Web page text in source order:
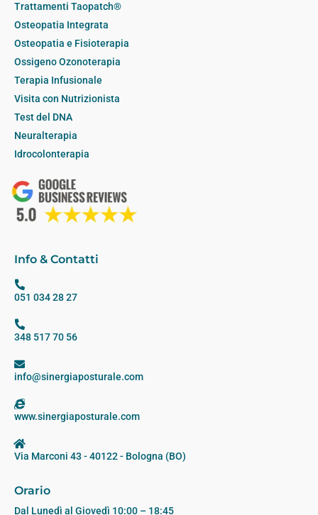
Trattamenti Taopatch®
Osteopatia Integrata
Osteopatia e Fisioterapia
Ossigeno Ozonoterapia
Terapia Infusionale
Visita con Nutrizionista
Test del DNA
Neuralterapia
Idrocolonterapia
Info & Contatti
051 034 28 27
348 517 70 56
info@sinergiaposturale.com
www.sinergiaposturale.com
Via Marconi 43 - 40122 - Bologna (BO)
Orario
Dal Lunedì al Giovedì 10:00 – 18:45